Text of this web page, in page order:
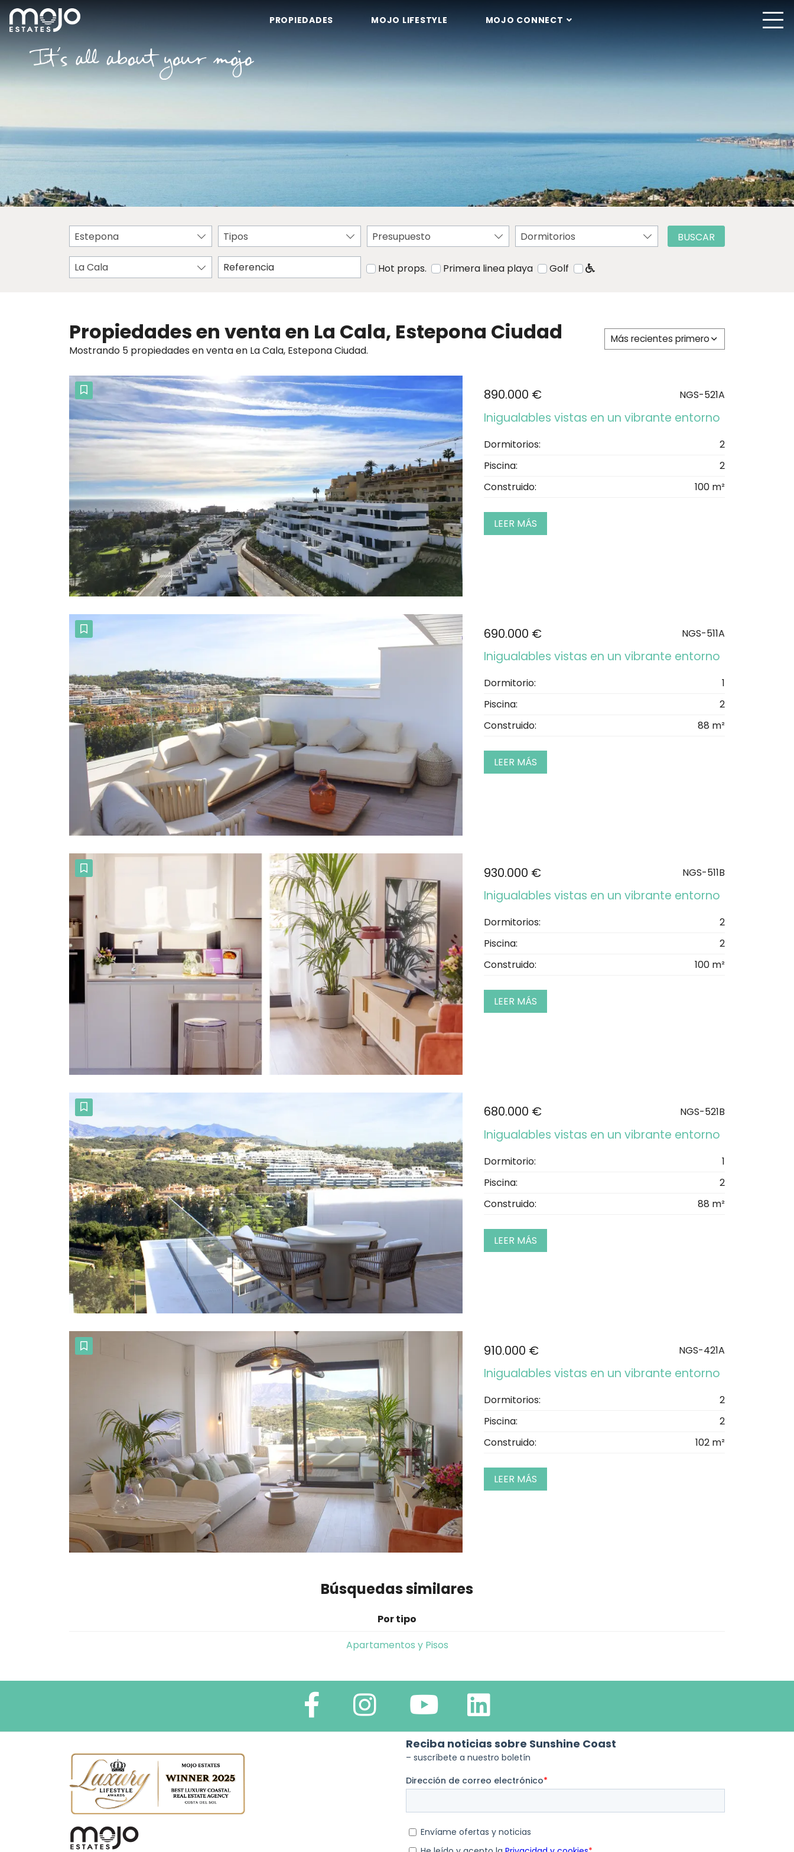
PROPIEDADES MOJO LIFESTYLE MOJO CONNECT
Estepona Tipos Presupuesto Dormitorios
La Cala Hot props. Primera linea playa Golf
BUSCAR
Propiedades en venta en La Cala, Estepona Ciudad
Mostrando 5 propiedades en venta en La Cala, Estepona Ciudad.
Más recientes primero
890.000 € NGS-521A
Inigualables vistas en un vibrante entorno
Dormitorios:
2
Piscina:
2
Construido:
100 m²
LEER MÁS
690.000 € NGS-511A
Inigualables vistas en un vibrante entorno
Dormitorio:
1
Piscina:
2
Construido:
88 m²
LEER MÁS
930.000 € NGS-511B
Inigualables vistas en un vibrante entorno
Dormitorios:
2
Piscina:
2
Construido:
100 m²
LEER MÁS
680.000 € NGS-521B
Inigualables vistas en un vibrante entorno
Dormitorio:
1
Piscina:
2
Construido:
88 m²
LEER MÁS
910.000 € NGS-421A
Inigualables vistas en un vibrante entorno
Dormitorios:
2
Piscina:
2
Construido:
102 m²
LEER MÁS
Búsquedas similares
Por tipo
Apartamentos y Pisos